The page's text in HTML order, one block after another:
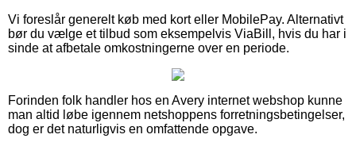
Vi foreslår generelt køb med kort eller MobilePay. Alternativt
bør du vælge et tilbud som eksempelvis ViaBill, hvis du har i
sinde at afbetale omkostningerne over en periode.
Forinden folk handler hos en Avery internet webshop kunne
man altid løbe igennem netshoppens forretningsbetingelser,
dog er det naturligvis en omfattende opgave.